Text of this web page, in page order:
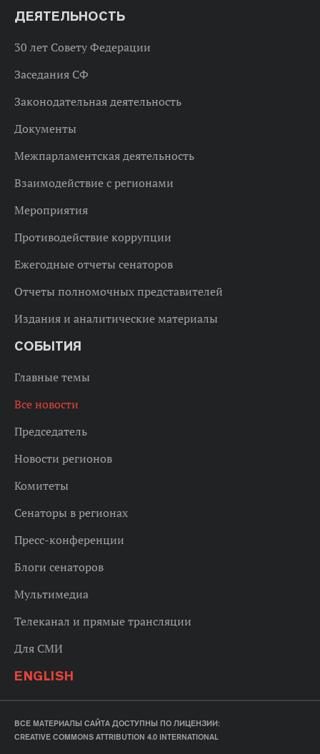
ДЕЯТЕЛЬНОСТЬ
30 лет Совету Федерации
Заседания СФ
Законодательная деятельность
Документы
Межпарламентская деятельность
Взаимодействие с регионами
Мероприятия
Противодействие коррупции
Ежегодные отчеты сенаторов
Отчеты полномочных представителей
Издания и аналитические материалы
СОБЫТИЯ
Главные темы
Все новости
Председатель
Новости регионов
Комитеты
Сенаторы в регионах
Пресс-конференции
Блоги сенаторов
Мультимедиа
Телеканал и прямые трансляции
Для СМИ
ENGLISH
ВСЕ МАТЕРИАЛЫ САЙТА ДОСТУПНЫ ПО ЛИЦЕНЗИИ:
CREATIVE COMMONS ATTRIBUTION 4.0 INTERNATIONAL